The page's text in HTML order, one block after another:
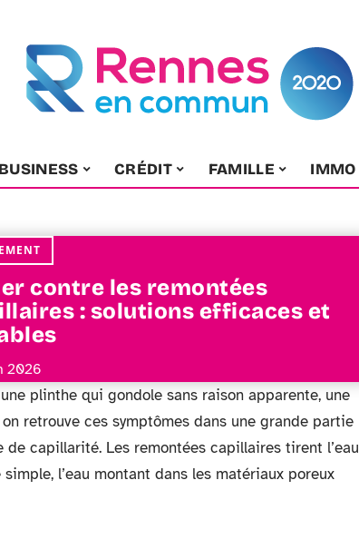
BUSINESS CRÉDIT FAMILLE IMMO
contre les remontées
: solutions efficaces et
2026
plinthe qui gondole sans raison apparente, une
retrouve ces symptômes dans une grande partie
capillarité. Les remontées capillaires tirent l’eau
l’eau montant dans les matériaux poreux